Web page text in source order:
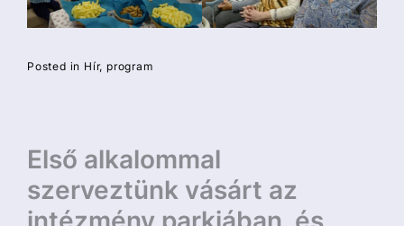
Posted in Hír program
Bejegyzés
navigáció
Első alkalommal
szerveztünk vásárt az